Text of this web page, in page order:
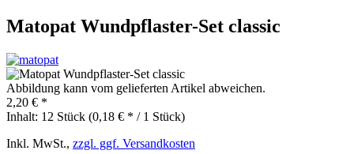
Matopat Wundpflaster-Set classic
Abbildung kann vom gelieferten Artikel abweichen.
2,20 € *
Inhalt: 12 Stück (0,18 € * / 1 Stück)
Inkl. MwSt., zzgl. ggf. Versandkosten